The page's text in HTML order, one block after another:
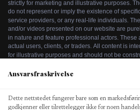
We use cookies to enhance your
Ansvarsfraskrivelse
Dette nettstedet fungerer bare som en
godkjenner eller tilrettelegger ikke for noen